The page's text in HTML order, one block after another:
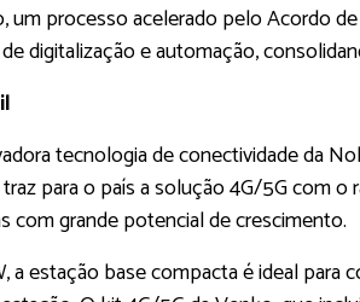
processo acelerado pelo Acordo
digitalização e automação,
tecnologia de conectividade da
para o país a solução 4G/5G com
com grande potencial de crescimento.
a estação base compacta é ideal